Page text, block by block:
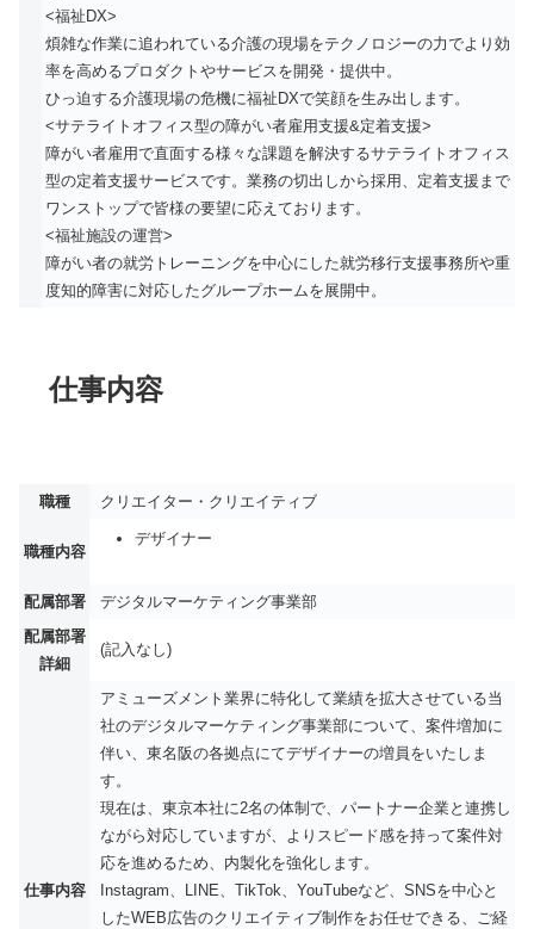
<福祉DX>
煩雑な作業に追われている介護の現場をテクノロジーの力でより効
率を高めるプロダクトやサービスを開発・提供中。
ひっ迫する介護現場の危機に福祉DXで笑顔を生み出します。
<サテライトオフィス型の障がい者雇用支援&定着支援>
障がい者雇用で直面する様々な課題を解決するサテライトオフィス
型の定着支援サービスです。業務の切出しから採用、定着支援まで
ワンストップで皆様の要望に応えております。
<福祉施設の運営>
障がい者の就労トレーニングを中心にした就労移行支援事務所や重
度知的障害に対応したグループホームを展開中。
仕事内容
職種 クリエイター・クリエイティブ
職種内容
デザイナー
配属部署
デジタルマーケティング事業部
配属部署
詳細
(記入なし)
仕事内容
アミューズメント業界に特化して業績を拡大させている当
社のデジタルマーケティング事業部について、案件増加に
伴い、東名阪の各拠点にてデザイナーの増員をいたしま
す。
現在は、東京本社に2名の体制で、パートナー企業と連携し
ながら対応していますが、よりスピード感を持って案件対
応を進めるため、内製化を強化します。
Instagram、LINE、TikTok、YouTubeなど、SNSを中心と
したWEB広告のクリエイティブ制作をお任せできる、ご経